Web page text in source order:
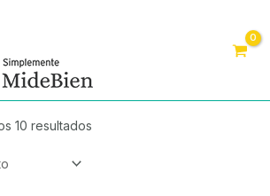
10 resultados